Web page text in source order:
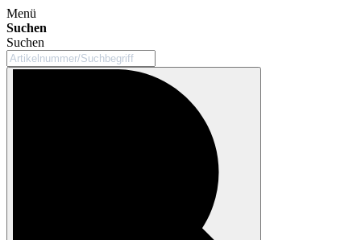
Menü
Suchen
Suchen